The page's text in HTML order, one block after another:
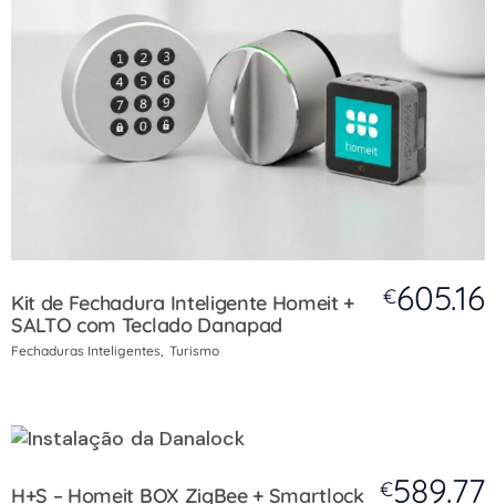
Kit de Fechadura Inteligente Homeit +
SALTO com Teclado Danapad
€605.16
Fechaduras Inteligentes Turismo
H+S – Homeit BOX ZigBee + Smartlock €589.77